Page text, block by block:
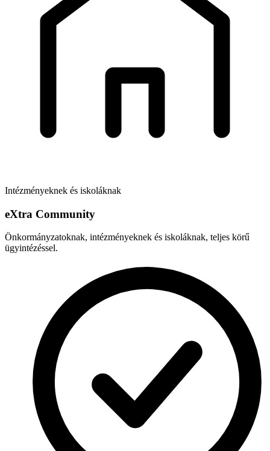
Intézményeknek és iskoláknak
eXtra Community
Önkormányzatoknak, intézményeknek és iskoláknak, teljes körű
ügyintézéssel.